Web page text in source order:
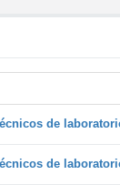
de
de